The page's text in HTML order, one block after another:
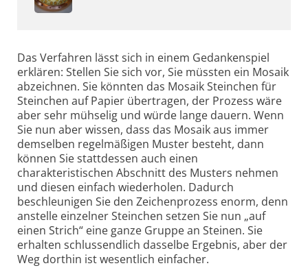
Das Verfahren lässt sich in einem Gedankenspiel
erklären: Stellen Sie sich vor, Sie müssten ein Mosaik
abzeichnen. Sie könnten das Mosaik Steinchen für
Steinchen auf Papier übertragen, der Prozess wäre
aber sehr mühselig und würde lange dauern. Wenn
Sie nun aber wissen, dass das Mosaik aus immer
demselben regelmäßigen Muster besteht, dann
können Sie stattdessen auch einen
charakteristischen Abschnitt des Musters nehmen
und diesen einfach wiederholen. Dadurch
beschleunigen Sie den Zeichenprozess enorm, denn
anstelle einzelner Steinchen setzen Sie nun „auf
einen Strich“ eine ganze Gruppe an Steinen. Sie
erhalten schlussendlich dasselbe Ergebnis, aber der
Weg dorthin ist wesentlich einfacher.